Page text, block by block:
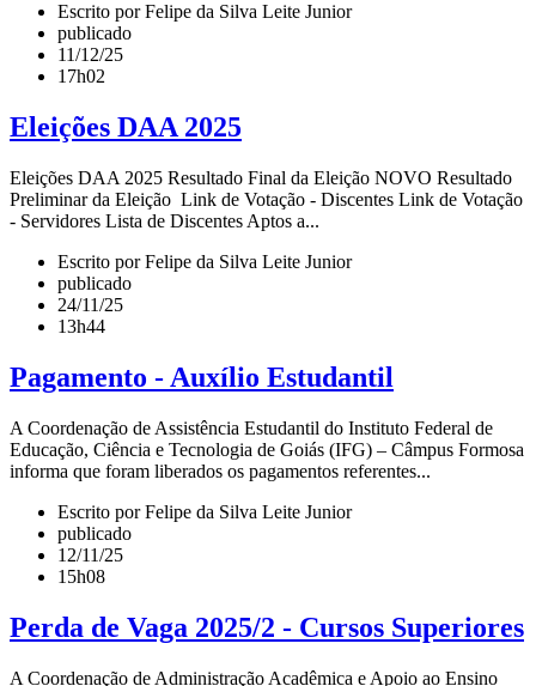
Escrito por Felipe da Silva Leite Junior
publicado
11/12/25
17h02
Eleições DAA 2025
Eleições DAA 2025 Resultado Final da Eleição NOVO Resultado
Preliminar da Eleição Link de Votação - Discentes Link de Votação
- Servidores Lista de Discentes Aptos a...
Escrito por Felipe da Silva Leite Junior
publicado
24/11/25
13h44
Pagamento - Auxílio Estudantil
A Coordenação de Assistência Estudantil do Instituto Federal de
Educação, Ciência e Tecnologia de Goiás (IFG) – Câmpus Formosa
informa que foram liberados os pagamentos referentes...
Escrito por Felipe da Silva Leite Junior
publicado
12/11/25
15h08
Perda de Vaga 2025/2 - Cursos Superiores
A Coordenação de Administração Acadêmica e Apoio ao Ensino